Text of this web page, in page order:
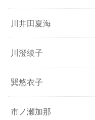
川井田夏海
川澄綾子
巽悠衣子
市ノ瀬加那